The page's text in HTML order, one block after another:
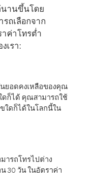
นานขึ้นโดย
ถเลือกจาก
ค่าโทรต่ำ
เรา:
นยอดคงเหลือของคุณ
ดก็ได้ คุณสามารถใช้
ใดก็ได้ในโลกนี้ใน
ารถโทรไปต่าง
30 วัน ในอัตราค่า